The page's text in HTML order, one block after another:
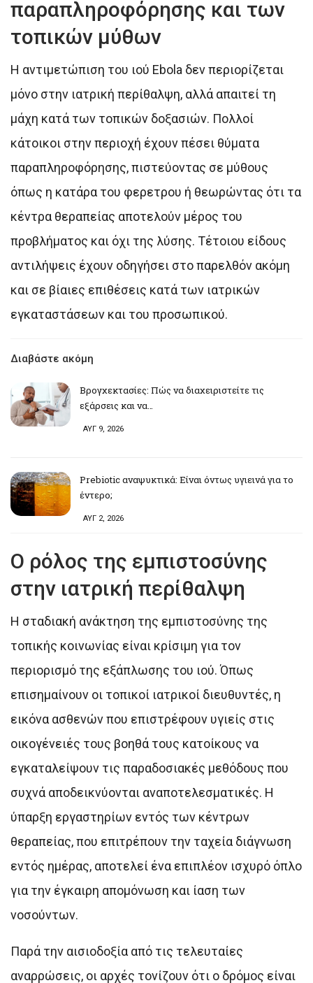
παραπληροφόρησης και των
τοπικών μύθων
Η αντιμετώπιση του ιού Ebola δεν περιορίζεται
μόνο στην ιατρική περίθαλψη, αλλά απαιτεί τη
μάχη κατά των τοπικών δοξασιών. Πολλοί
κάτοικοι στην περιοχή έχουν πέσει θύματα
παραπληροφόρησης, πιστεύοντας σε μύθους
όπως η κατάρα του φερετρου ή θεωρώντας ότι τα
κέντρα θεραπείας αποτελούν μέρος του
προβλήματος και όχι της λύσης. Τέτοιου είδους
αντιλήψεις έχουν οδηγήσει στο παρελθόν ακόμη
και σε βίαιες επιθέσεις κατά των ιατρικών
εγκαταστάσεων και του προσωπικού.
Διαβάστε ακόμη
Βρογχεκτασίες: Πώς να διαχειριστείτε τις
εξάρσεις και να…
ΑΥΓ 9, 2026
Prebiotic αναψυκτικά: Είναι όντως υγιεινά για το
έντερο;
ΑΥΓ 2, 2026
Ο ρόλος της εμπιστοσύνης
στην ιατρική περίθαλψη
Η σταδιακή ανάκτηση της εμπιστοσύνης της
τοπικής κοινωνίας είναι κρίσιμη για τον
περιορισμό της εξάπλωσης του ιού. Όπως
επισημαίνουν οι τοπικοί ιατρικοί διευθυντές, η
εικόνα ασθενών που επιστρέφουν υγιείς στις
οικογένειές τους βοηθά τους κατοίκους να
εγκαταλείψουν τις παραδοσιακές μεθόδους που
συχνά αποδεικνύονται αναποτελεσματικές. Η
ύπαρξη εργαστηρίων εντός των κέντρων
θεραπείας, που επιτρέπουν την ταχεία διάγνωση
εντός ημέρας, αποτελεί ένα επιπλέον ισχυρό όπλο
για την έγκαιρη απομόνωση και ίαση των
νοσούντων.
Παρά την αισιοδοξία από τις τελευταίες
αναρρώσεις, οι αρχές τονίζουν ότι ο δρόμος είναι